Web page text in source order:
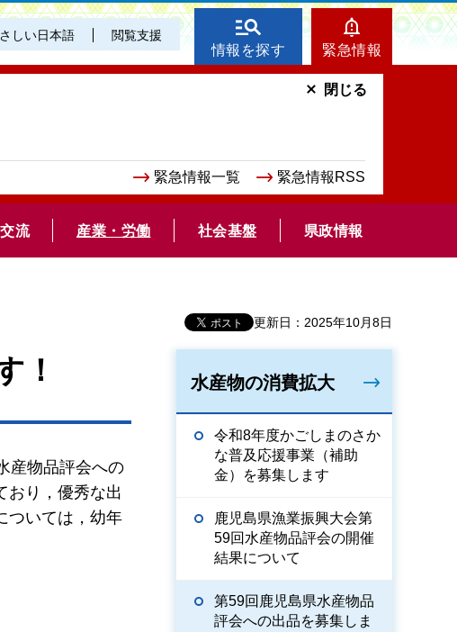
しい日本語 閲覧支援
情報を探す 緊急情報
緊急情報一覧 緊急情報RSS
閉じる
流 産業・労働 社会基盤 県政情報
更新日：2025年10月8日
！
産物品評会への
おり，優秀な出
ついては，幼年
水産物の消費拡大
令和8年度かごしまのさか
な普及応援事業（補助
金）を募集します
鹿児島県漁業振興大会第
59回水産物品評会の開催
結果について
第59回鹿児島県水産物品
評会への出品を募集しま